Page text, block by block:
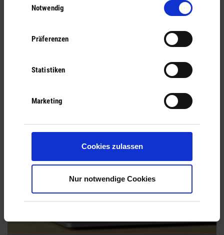
Notwendig
Präferenzen
Statistiken
Marketing
Cookies zulassen
Nur notwendige Cookies
mehr erfahren